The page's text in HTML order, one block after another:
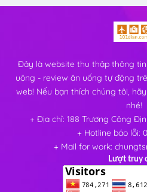
Đây là website thu thập thông
uông - review ăn uống tự động
web! Nếu bạn thích chúng tôi,
nhé!
+ Địa chỉ: 188 Trương Công
+ Hotline báo lỗi:
+ Mail for work:
Lượt truy